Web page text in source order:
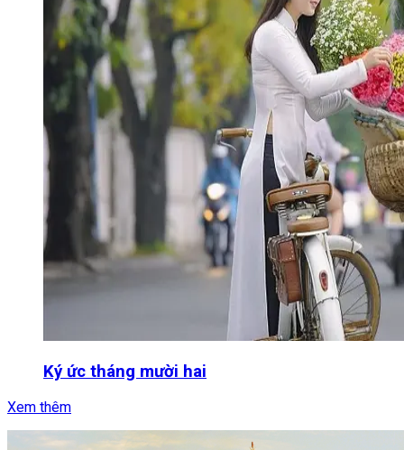
Ký ức tháng mười hai
Xem thêm